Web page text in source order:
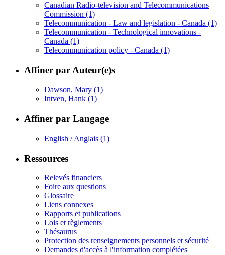
Canadian Radio-television and Telecommunications
Commission (1)
Telecommunication - Law and legislation - Canada (1)
Telecommunication - Technological innovations -
Canada (1)
Telecommunication policy - Canada (1)
Affiner par Auteur(e)s
Dawson, Mary (1)
Intven, Hank (1)
Affiner par Langage
English / Anglais (1)
Ressources
Relevés financiers
Foire aux questions
Glossaire
Liens connexes
Rapports et publications
Lois et règlements
Thésaurus
Protection des renseignements personnels et sécurité
Demandes d'accès à l'information complétées